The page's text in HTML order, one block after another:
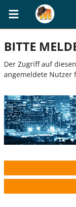
BITTE
Der Zugriff auf
angemeldete Nutzer